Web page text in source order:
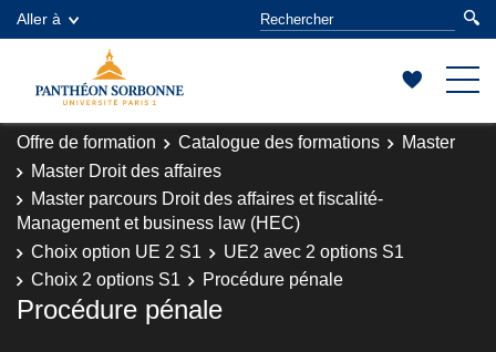
Aller à
Offre de formation Catalogue des formations
Master
Master Droit des affaires
Master parcours Droit des affaires et fiscalité-
Management et business law (HEC)
Choix option UE 2 S1
UE2 avec 2 options S1
Choix 2 options S1
Procédure pénale
Procédure pénale